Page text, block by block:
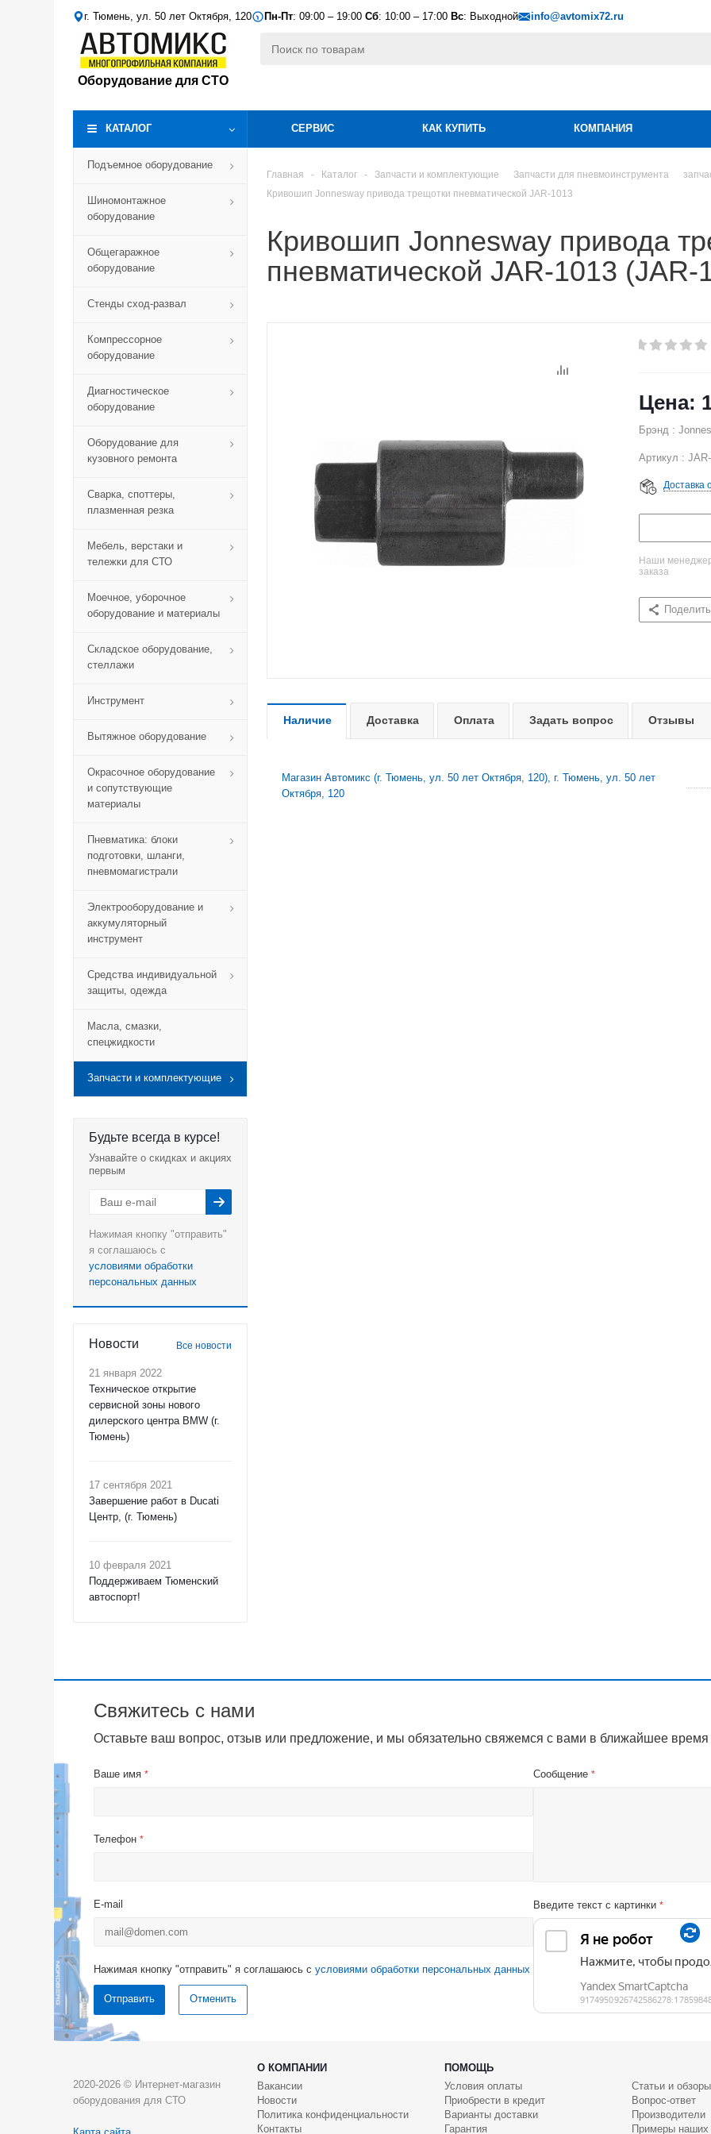
г. Тюмень, ул. 50 лет Октября, 120 Пн-Пт: 09:00 – 19:00 Сб: 10:00 – 17:00 Вс: Выходной info@avtomix72.ru
Оборудование для СТО
КАТАЛОГ СЕРВИС КАК КУПИТЬ КОМПАНИЯ
Подъемное оборудование
Шиномонтажное
оборудование
Общегаражное
оборудование
Стенды сход-развал
Компрессорное
оборудование
Диагностическое
оборудование
Оборудование для
кузовного ремонта
Сварка, споттеры,
плазменная резка
Мебель, верстаки и
тележки для СТО
Моечное, уборочное
оборудование и материалы
Складское оборудование,
стеллажи
Инструмент
Вытяжное оборудование
Окрасочное оборудование
и сопутствующие
материалы
Пневматика: блоки
подготовки, шланги,
пневмомагистрали
Электрооборудование и
аккумуляторный
инструмент
Средства индивидуальной
защиты, одежда
Масла, смазки,
спецжидкости
Запчасти и комплектующие
Будьте всегда в курсе!
Узнавайте о скидках и акциях
первым
Нажимая кнопку "отправить"
я соглашаюсь с
условиями обработки
персональных данных
Новости Все новости
21 января 2022
Техническое открытие
сервисной зоны нового
дилерского центра BMW (г.
Тюмень)
17 сентября 2021
Завершение работ в Ducati
Центр, (г. Тюмень)
10 февраля 2021
Поддерживаем Тюменский
автоспорт!
Главная - Каталог - Запчасти и комплектующие Запчасти для пневмоинструмента
Кривошип Jonnesway привода трещотки пневматической JAR-1013
Кривошип Jonnesway привода
пневматической JAR-1013 (JAR-
Брэнд :
Артикул :
Доставка
Наши
заказа
Наличие Доставка Оплата Задать вопрос Отзывы
Магазин Автомикс (г. Тюмень, ул. 50 лет Октября, 120), г. Тюмень, ул. 50 лет
Октября, 120
Свяжитесь с нами
Оставьте ваш вопрос, отзыв или предложение, и мы обязательно свяжемся с вами в ближайшее время
Ваше имя *
Телефон *
E-mail
Сообщение *
Введите текст с картинки *
Нажимая кнопку "отправить" я соглашаюсь с условиями обработки персональных данных
Отменить
2020-2026 © Интернет-магазин
оборудования для СТО
О КОМПАНИИ
ПОМОЩЬ
Вакансии
Новости
Политика конфиденциальности
Контакты
Условия оплаты
Приобрести в кредит
Варианты доставки
Гарантия
Статьи и обзоры
Вопрос-ответ
Производители
Примеры наших